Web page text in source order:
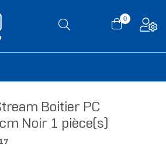
0
Boitier PC
Noir 1 pièce(s)